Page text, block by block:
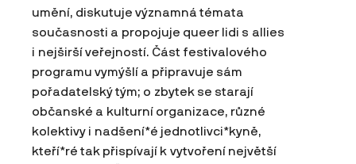
umění, diskutuje významná témata
současnosti a propojuje queer lidi s allies
i nejširší veřejností. Část festivalového
programu vymýšlí a připravuje sám
pořadatelský tým; o zbytek se starají
občanské a kulturní organizace, různé
kolektivy i nadšení*é jednotlivci*kyně,
kteří*ré tak přispívají k vytvoření největší